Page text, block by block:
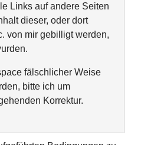
Links auf andere Seiten
dieser, oder dort
von mir gebilligt werden,
fälschlicher Weise
bitte ich um
Korrektur.